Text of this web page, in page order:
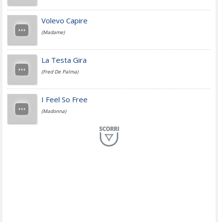
Jovanotti
Fedez
Simone Cristicchi
Volevo Capire
(Madame)
La Testa Gira
(Fred De Palma)
I Feel So Free
(Madonna)